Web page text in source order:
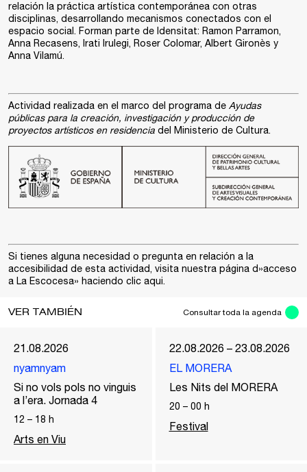
relación la práctica artística contemporánea con otras
disciplinas, desarrollando mecanismos conectados con el
espacio social. Forman parte de Idensitat: Ramon Parramon,
Anna Recasens, Irati Irulegi, Roser Colomar, Albert Gironès y
Anna Vilamú.
Actividad realizada en el marco del programa de Ayudas
públicas para la creación, investigación y producción de
proyectos artísticos en residencia del Ministerio de Cultura.
Si tienes alguna necesidad o pregunta en relación a la
accesibilidad de esta actividad, visita nuestra página d»acceso
a La Escocesa» haciendo clic aqui.
VER TAMBIÉN Consultar toda la agenda
21.08.2026
nyamnyam
Si no vols pols no vinguis
a l’era. Jornada 4
12 – 18 h
Arts en Viu
22.08.2026 – 23.08.2026
EL MORERA
Les Nits del MORERA
20 – 00 h
Festival